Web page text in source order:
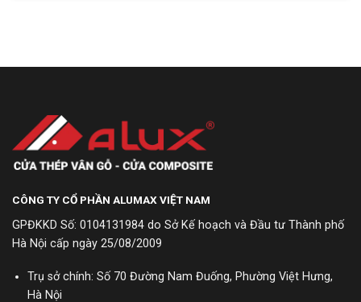
CÔNG TY CỔ PHẦN ALUMAX VIỆT NAM
GPĐKKD Số: 0104131984 do Sở Kế hoạch và Đầu tư Thành phố
Hà Nội cấp ngày 25/08/2009
Trụ sở chính: Số 70 Đường Nam Đuống, Phường Việt Hưng,
Hà Nội